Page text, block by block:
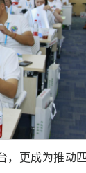
更成为推动